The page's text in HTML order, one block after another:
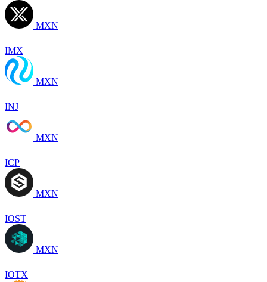
MXN
IMX
MXN
INJ
MXN
ICP
MXN
IOST
MXN
IOTX